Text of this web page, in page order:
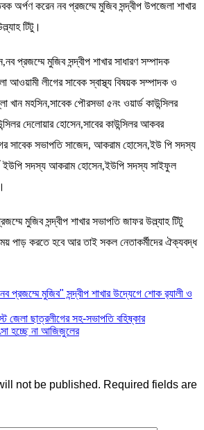
অর্পণ করেন নব প্রজম্মে মুজিব সন্দ্বীপ উপজেলা শাখার
টিটু।
প্রজম্মে মুজিব সন্দ্বীপ শাখার সাধারণ সম্পাদক
আওয়ামী লীগের সাবেক স্বাস্থ্য বিষয়ক সম্পাদক ও
খান মহসিন,সাবেক পৌরসভা ৫নং ওয়ার্ড কাউন্সিলর
দেলোয়ার হোসেন,সাবের কাউন্সিলর আকবর
সাবেক সভাপতি সাজেদ, আকরাম হোসেন,ইউ পি সদস্য
ইউপি সদস্য আকরাম হোসেন,ইউপি সদস্য সাইফুল
মুজিব সন্দ্বীপ শাখার সভাপতি জাফর উল্ল্যাহ টিটু
পাড় করতে হবে আর তাই সকল নেতাকর্মীদের ঐক্যবদ্ধ
প্রজম্মে মুজিব" সন্দ্বীপ শাখার উদ্যেগে শোক র‍্যালী ও
জেলা ছাত্রলীগের সহ-সভাপতি বহিষ্কার
হচ্ছে না আজিজুলের
not be published. Required fields are